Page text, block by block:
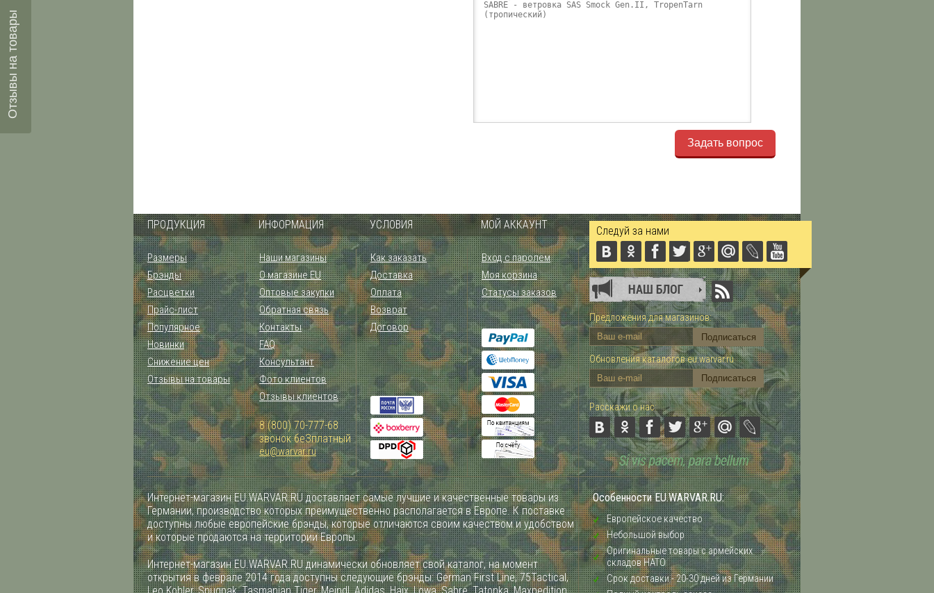
Задать вопрос
ПРОДУКЦИЯ ИНФОРМАЦИЯ УСЛОВИЯ МОЙ АККАУНТ
Размеры
Брэнды
Расцветки
Прайс-лист
Популярное
Новинки
Снижение цен
Отзывы на товары
Наши магазины
О магазине EU
Оптовые закупки
Обратная связь
Контакты
FAQ
Консультант
Фото клиентов
Отзывы клиентов
8 (800) 70-777-68
звонок беЗплатный
eu@warvar.ru
Как заказать
Доставка
Оплата
Возврат
Договор
Вход с паролем
Моя корзина
Статусы заказов
Следуй за нами
Предложения для магазинов:
Обновления каталогов eu.warvar.ru
Расскажи о нас:
Интернет-магазин EU.WARVAR.RU доставляет самые лучшие и качественные товары из
Германии, производство которых преимущественно располагается в Европе. К поставке
доступны любые европейские брэнды, которые отличаются своим качеством и удобством
и которые продаются на территории Европы.
Интернет-магазин EU.WARVAR.RU динамически обновляет свой каталог, на момент
открытия в феврале 2014 года доступны следующие брэнды: German First Line, 75Tactical,
Особенности EU.WARVAR.RU:
Европейское качество
Небольшой выбор
Оригинальные товары с армейских
складов НАТО
Срок доставки - 20-30 дней из Германии
Отзывы на товары